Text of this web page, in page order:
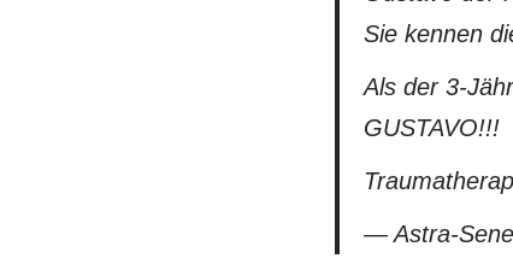
Sie kennen
Als der 3-
GUSTAVO!!!
— Astra-